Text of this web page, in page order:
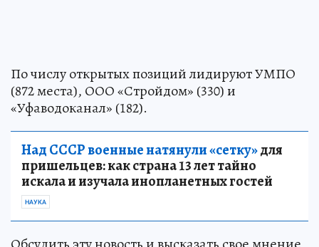
По числу открытых позиций лидируют УМПО
(872 места), ООО «Стройдом» (330) и
«Уфаводоканал» (182).
Над СССР военные натянули «сетку»для
пришельцев: как страна 13 лет тайно
искала и изучала инопланетных гостей
НАУКА